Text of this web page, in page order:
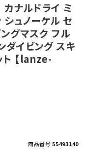
ナルドライ ミ
シュノーケル セ
グマスク フル
ダイビング スキ
【lanze-
商品番号 55493140